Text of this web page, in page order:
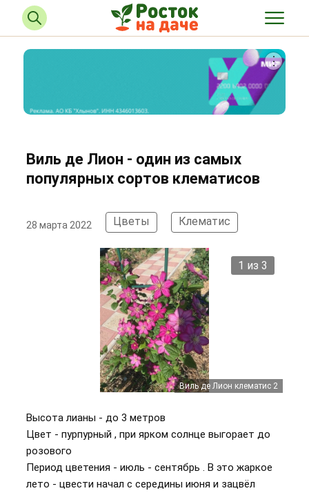
Виль де Лион - один из самых
популярных сортов клематисов
28 марта 2022 Цветы Клематис
2 из 3
Виль де Лион клематис
Виль де Лион клематис 2
Виль де Лион клематис 3
Высота лианы - до 3 метров
Цвет - пурпурный , при ярком солнце выгорает до
розового
Период цветения - июль - сентябрь . В это жаркое
лето - цвести начал с середины июня и зацвёл